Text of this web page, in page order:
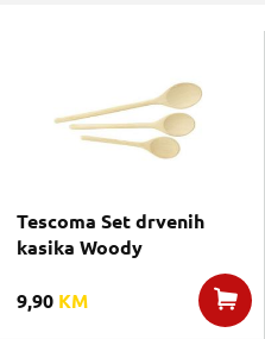
Tescoma Set drvenih
kasika Woody
9,90 KM